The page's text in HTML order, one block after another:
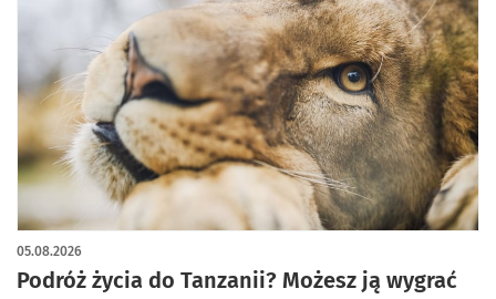
Podróż życia do Tanzanii? Możesz ją wygrać
05.08.2026